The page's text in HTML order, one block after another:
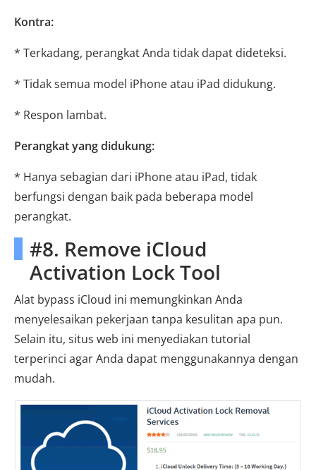
Kontra:
* Terkadang, perangkat Anda tidak dapat dideteksi.
* Tidak semua model iPhone atau iPad didukung.
* Respon lambat.
Perangkat yang didukung:
* Hanya sebagian dari iPhone atau iPad, tidak
berfungsi dengan baik pada beberapa model
perangkat.
#8. Remove iCloud
Activation Lock Tool
Alat bypass iCloud ini memungkinkan Anda
menyelesaikan pekerjaan tanpa kesulitan apa pun.
Selain itu, situs web ini menyediakan tutorial
terperinci agar Anda dapat menggunakannya dengan
mudah.